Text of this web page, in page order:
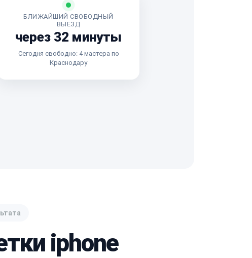
БЛИЖАЙШИЙ СВОБОДНЫЙ
ВЫЕЗД
через 32 минуты
Сегодня свободно: 4 мастера по
Краснодару
iphone